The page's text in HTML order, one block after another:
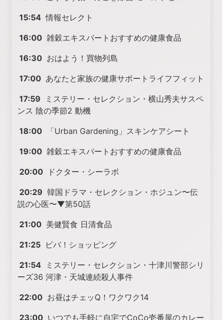
15:54 情報セレクト
16:00 雑穀エキスパートおすすめの健康食品
16:30 おはよう！買物列島
17:00 あなたと家族の健康サポートライフフィット
17:59
ミステリー・セレクション・横山秀夫サスペ
ンス 陰の季節2 動機
18:00 「Urban Gardening」スキンケアシート
19:00 雑穀エキスパートおすすめの健康食品
20:00 ドクター・シーラボ
20:29 韓国ドラマ・セレクション・ホジュン〜伝
説の心医〜▼第50話
21:00 美健賢食 日清食品
21:25 ビバ！ショッピング
21:54
ミステリー・セレクション・十津川警部シリ
ーズ36 河津・天城連続殺人事件
22:00 お昼はチェッQ！ワクワク14
23:00 いつでも手軽に自宅でCoCo壱番屋のカレー